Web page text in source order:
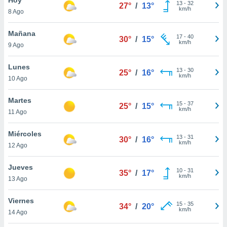
en
más
nuestra
de
cookies
aceptar
8 Ago
27° / 13° 13- 32
km/h
Mañana
9 Ago
30° / 15° 17- 40
km/h
Lunes
10 Ago
25° / 16° 13- 30
km/h
Martes
11 Ago
25° / 15° 15- 37
km/h
Miércoles
12 Ago
30° / 16° 13- 31
km/h
Jueves
13 Ago
35° / 17° 10- 31
km/h
Viernes
14 Ago
34° / 20° 15- 35
km/h